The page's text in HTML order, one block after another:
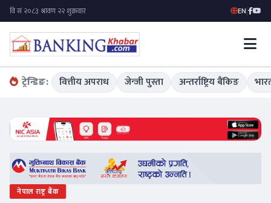
EN|
ट्रेन्डिङ: वित्तीय अपराध जेन्जी पुस्ता अन्तर्राष्ट्रिय बैंकिङ
नेपाल राष्ट्र बैंक